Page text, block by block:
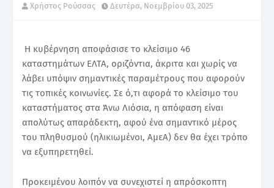
Χρήστος Ρούσσας Δευτέρα, Νοεμβρίου 03, 2025
Η κυβέρνηση αποφάσισε το κλείσιμο 46
καταστημάτων ΕΛΤΑ, οριζόντια, άκριτα και χωρίς να
λάβει υπόψιν σημαντικές παραμέτρους που αφορούν
τις τοπικές κοινωνίες. Σε ό,τι αφορά το κλείσιμο του
καταστήματος στα Άνω Λιόσια, η απόφαση είναι
απολύτως απαράδεκτη, αφού ένα σημαντικό μέρος
του πληθυσμού (ηλικιωμένοι, ΑμεΑ) δεν θα έχει τρόπο
να εξυπηρετηθεί.
Προκειμένου λοιπόν να συνεχιστεί η απρόσκοπτη